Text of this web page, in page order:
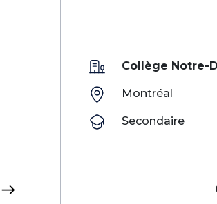
Collège Notre-
Montréal
Secondaire